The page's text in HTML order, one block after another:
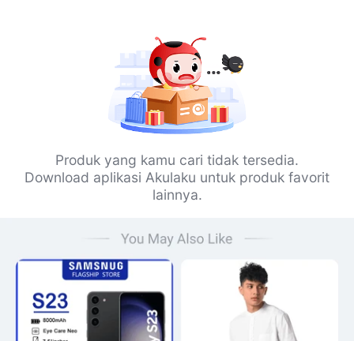
Produk yang kamu cari tidak tersedia.
Download aplikasi Akulaku untuk produk favorit
lainnya.